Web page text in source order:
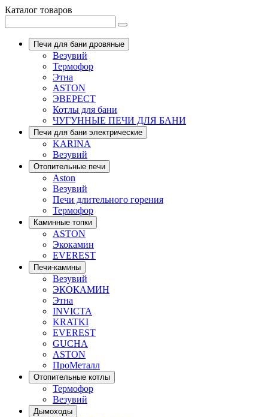
Каталог товаров
Печи для бани дровяные
Везувий
Термофор
Этна
ASTON
ЭВЕРЕСТ
Котлы для бани
ЧУГУННЫЕ ПЕЧИ ДЛЯ БАНИ
Печи для бани электрические
KARINA
Везувий
Отопительные печи
Aston
Везувий
Печи длительного горения
Термофор
Каминные топки
ASTON
Экокамин
EVEREST
Печи-камины
Везувий
ЭКОКАМИН
Этна
INVICTA
KRATKI
EVEREST
GUCHA
ASTON
ПроМеталл
Отопительные котлы
Термофор
Везувий
Дымоходы